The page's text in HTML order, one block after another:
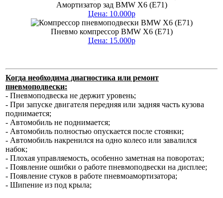
Амортизатор зад BMW X6 (E71)
Цена: 10.000р
Пневмо компрессор BMW X6 (E71)
Цена: 15.000р
Когда необходима диагностика или ремонт
пневмоподвески:
- Пневмоподвеска не держит уровень;
- При запуске двигателя передняя или задняя часть кузова
поднимается;
- Автомобиль не поднимается;
- Автомобиль полностью опускается после стоянки;
- Автомобиль накренился на одно колесо или завалился
набок;
- Плохая управляемость, особенно заметная на поворотах;
- Появление ошибки о работе пневмоподвески на дисплее;
- Появление стуков в работе пневмоамортизатора;
- Шипение из под крыла;